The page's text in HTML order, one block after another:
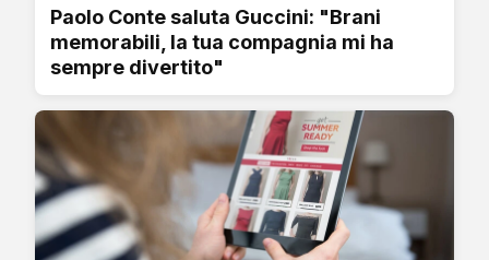
Paolo Conte saluta Guccini: "Brani
memorabili, la tua compagnia mi ha
sempre divertito"